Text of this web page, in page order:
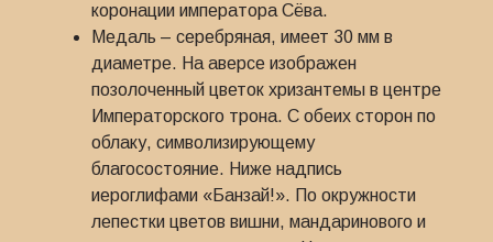
коронации императора Сёва.
Медаль – серебряная, имеет 30 мм в
диаметре. На аверсе изображен
позолоченный цветок хризантемы в центре
Императорского трона. С обеих сторон по
облаку, символизирующему
благосостояние. Ниже надпись
иероглифами «Банзай!». По окружности
лепестки цветов вишни, мандаринового и